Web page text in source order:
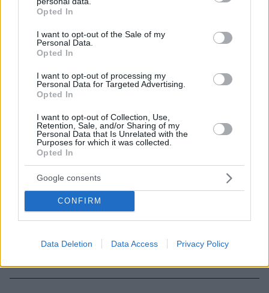
grant or deny consent to Google and its third-party tags to
use your data for below specified purposes in below Google
consent section.
Opted In
I want to opt-out of the Sale of my
Personal Data.
Opted In
I want to opt-out of processing my
Personal Data for Targeted Advertising.
Opted In
I want to opt-out of Collection, Use,
Retention, Sale, and/or Sharing of my
Personal Data that Is Unrelated with the
Purposes for which it was collected.
Opted In
Google consents
CONFIRM
Data Deletion Data Access Privacy Policy
Κάτι αλλάζει στον χάρτη της πανεπιστημιακής εκπαίδευσης
στην Ελλάδα
03.08.2026, 11:06
Εθνική Τράπεζα: Η κορυφαία επιλογή για τη χρηματοδότηση
μεγάλων έργων
30.07.2026, 15:25
Διασκεδάζουμε υπεύθυνα, επιστρέφουμε με ασφάλεια
29.07.2026, 09:39